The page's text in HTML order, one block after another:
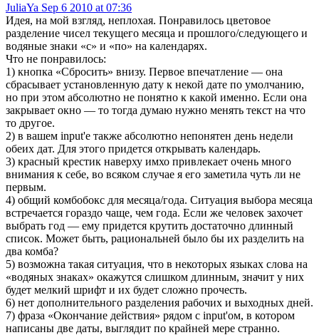
JuliaYa Sep 6 2010 at 07:36
Идея, на мой взгляд, неплохая. Понравилось цветовое
разделение чисел текущего месяца и прошлого/следующего и
водяные знаки «с» и «по» на календарях.
Что не понравилось:
1) кнопка «Сбросить» внизу. Первое впечатление — она
сбрасывает установленную дату к некой дате по умолчанию,
но при этом абсолютно не понятно к какой именно. Если она
закрывает окно — то тогда думаю нужно менять текст на что
то другое.
2) в вашем input'e также абсолютно непонятен день недели
обеих дат. Для этого придется открывать календарь.
3) красный крестик наверху имхо привлекает очень много
внимания к себе, во всяком случае я его заметила чуть ли не
первым.
4) общий комбобокс для месяца/года. Ситуация выбора месяца
встречается гораздо чаще, чем года. Если же человек захочет
выбрать год — ему придется крутить достаточно длинный
список. Может быть, рациональней было бы их разделить на
два комба?
5) возможна такая ситуация, что в некоторых языках слова на
«водяных знаках» окажутся слишком длинным, значит у них
будет мелкий шрифт и их будет сложно прочесть.
6) нет дополнительного разделения рабочих и выходных дней.
7) фраза «Окончание действия» рядом с input'ом, в котором
написаны две даты, выглядит по крайней мере странно.